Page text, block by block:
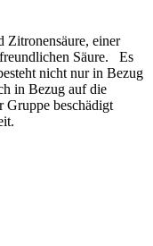
Zitronensäure, einer
Säure. Es
nicht nur in Bezug
in Bezug auf die
Gruppe beschädigt